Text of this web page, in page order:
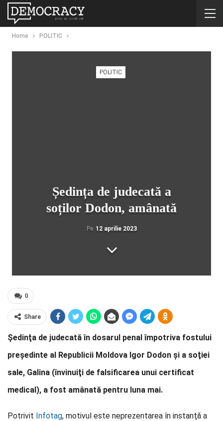
Home POLITIC
POLITIC
Ședința de judecată a
soților Dodon, amânată
Pe 12 aprilie 2023
0
Share
Şedinţa de judecată în dosarul penal împotriva fostului
preşedinte al Republicii Moldova Igor Dodon şi a soţiei
sale, Galina (învinuiţi de falsificarea unui certificat
medical), a fost amânată pentru luna mai.
Potrivit Infotag, motivul este neprezentarea în instanţă a